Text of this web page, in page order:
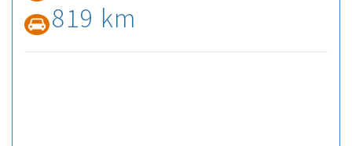
819 km